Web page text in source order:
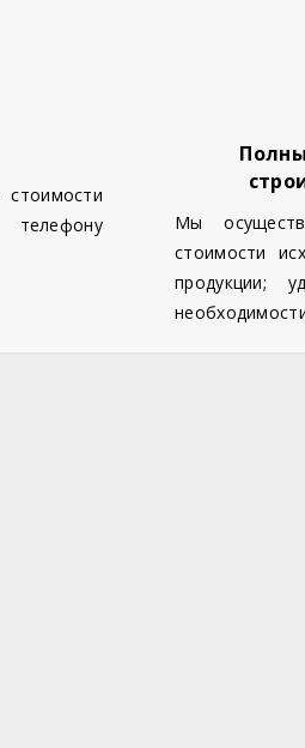
Мы
стоимости
продукции;